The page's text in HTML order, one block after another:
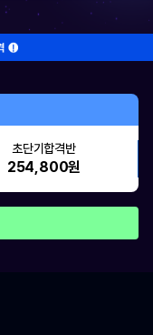
초단기합격반
254,800원